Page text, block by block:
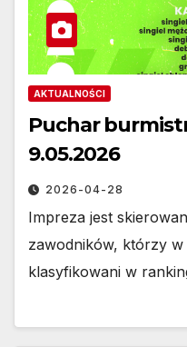
AKTUALNOŚCI
Puchar
9.05.2026
2026-04-28
Impreza jest
zawodników, którzy
klasyfikowani w